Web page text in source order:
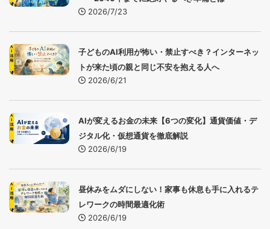
2026/7/23
子どものAI利用が怖い・禁止すべき？インターネッ
トが来た頃の親と同じ不安を抱える人へ
2026/6/21
AIが変えるお金の未来【6つの変化】通貨価値・デ
ジタル化・仮想通貨を徹底解説
2026/6/19
昼休みをムダにしない！家事も休息も手に入れるテ
レワークの時間最適化術
2026/6/19